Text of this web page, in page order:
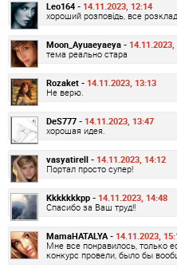
Leo164 - 14.11.2023, 12:14
хороший розповідь, все
Moon_Ayuaeyaeya -
тема реально стара
Rozaket - 14.11.2023, 13:13
Не верю.
DeS777 - 14.11.2023, 13:47
хорошая идея.
vasyatirell - 14.11.2023, 14:12
Портал просто супер!
Kkkkkkkpp - 14.11.2023, 14:48
Спасибо за Ваш труд!!
MamaHATALYA - 14.11.2023,
Мне все понравилось, только
конкурс провели, было бы